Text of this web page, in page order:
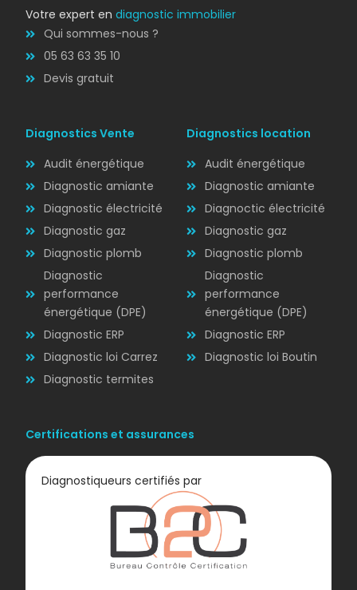
Diagnostic
ÉLECTRICITÉ
Votre expert endiagnostic immobilier
Qui sommes-nous ?
05 63 63 35 10
Devis gratuit
Diagnostics Vente
Audit énergétique
Diagnostic amiante
Diagnostic électricité
Diagnostic gaz
Diagnostic plomb
Diagnostic
performance
énergétique (DPE)
Diagnostic ERP
Diagnostic loi Carrez
Diagnostic termites
Diagnostics location
Audit énergétique
Diagnostic amiante
Diagnoctic électricité
Diagnostic gaz
Diagnostic plomb
Diagnostic
performance
énergétique (DPE)
Diagnostic ERP
Diagnostic loi Boutin
Certifications et assurances
Diagnostiqueurs certifiés par